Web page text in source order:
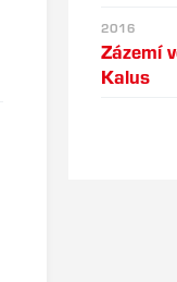
2016
Zázemí
Kalus